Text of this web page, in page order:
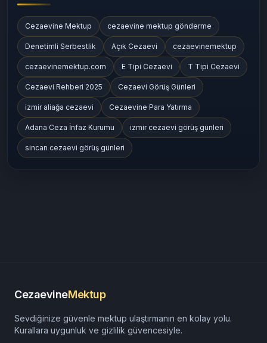
Cezaevine Mektup cezaevine mektup gönderme
Denetimli Serbestlik Açık Cezaevi cezaevinemektup
cezaevinemektup.com E Tipi Cezaevi T Tipi Cezaevi
Cezaevi Rehberi 2025 Cezaevi Görüş Günleri
izmir aliağa cezaevi Cezaevine Para Yatırma
Adana Ceza İnfaz Kurumu izmir cezaevi görüş günleri
sincan cezaevi görüş günleri
CezaevineMektup
Sevdiğinize güvenle mektup ulaştırmanın en kolay yolu.
Kurallara uygunluk ve gizlilik güvencesiyle.